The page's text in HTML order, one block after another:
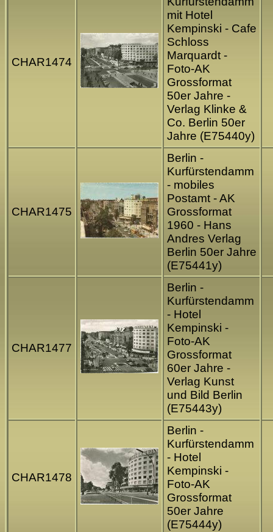
CHAR1474
mit Hotel
Kempinski - Cafe
Schloss
Marquardt -
Foto-AK
Grossformat
50er Jahre -
Verlag Klinke &
Co. Berlin 50er
Jahre (E75440y)
CHAR1475
Berlin -
Kurfürstendamm
- mobiles
Postamt - AK
Grossformat
1960 - Hans
Andres Verlag
Berlin 50er Jahre
(E75441y)
CHAR1477
Berlin -
Kurfürstendamm
- Hotel
Kempinski -
Foto-AK
Grossformat
60er Jahre -
Verlag Kunst
und Bild Berlin
(E75443y)
CHAR1478
Berlin -
Kurfürstendamm
- Hotel
Kempinski -
Foto-AK
Grossformat
50er Jahre
(E75444y)